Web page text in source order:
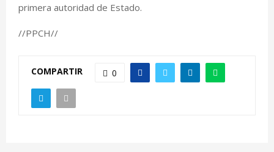
primera autoridad de Estado.
//PPCH//
COMPARTIR 0